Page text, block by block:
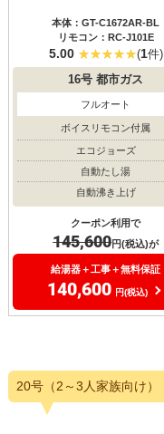
本体：GT-C1672AR-BL
リモコン：RC-J101E
5.00 (1件)
16号 都市ガス
フルオート
ボイスリモコン付属
エコジョーズ
自動たし湯
自動沸き上げ
クーポン利用で
145,600円(税込)が
給湯器＋工事＋無料保証
140,600 円(税込)
20号（2～3人家族向け）